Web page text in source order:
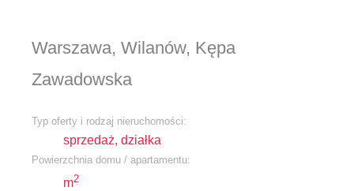
Warszawa, Wilanów, Kępa
Zawadowska
Typ oferty i rodzaj nieruchomości:
sprzedaż, działka
Powierzchnia domu / apartamentu:
m2